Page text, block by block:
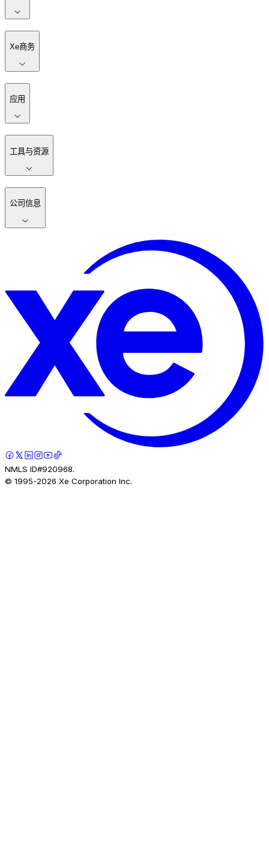
Xe商务
应用
工具与资源
公司信息
NMLS ID#920968.
© 1995-2026 Xe Corporation Inc.